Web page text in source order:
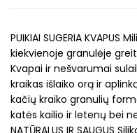
PUIKIAI SUGERIA
kiekvienoje granulėje
Kvapai ir nešvarumai
kraikas išlaiko orą ir
kačių kraiko granulių
katės kailio ir letenų bei
NATŪRALUS IR SAUGUS